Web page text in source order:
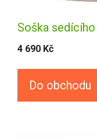
Soška
4 690 Kč
Do obchodu